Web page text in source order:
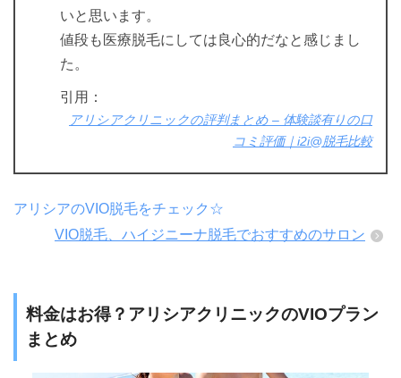
いと思います。
値段も医療脱毛にしては良心的だなと感じまし
た。
引用：
アリシアクリニックの評判まとめ – 体験談有りの口
コミ評価｜i2i@脱毛比較
アリシアのVIO脱毛をチェック☆
VIO脱毛、ハイジニーナ脱毛でおすすめのサロン
料金はお得？アリシアクリニックのVIOプラン
まとめ